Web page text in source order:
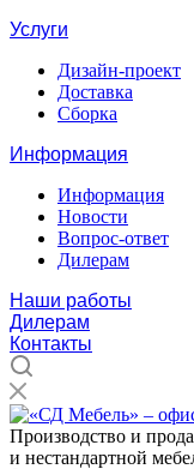
Услуги
Дизайн-проект
Доставка
Сборка
Информация
Информация
Новости
Вопрос-ответ
Дилерам
Наши работы
Дилерам
Контакты
Производство и
и нестандартной